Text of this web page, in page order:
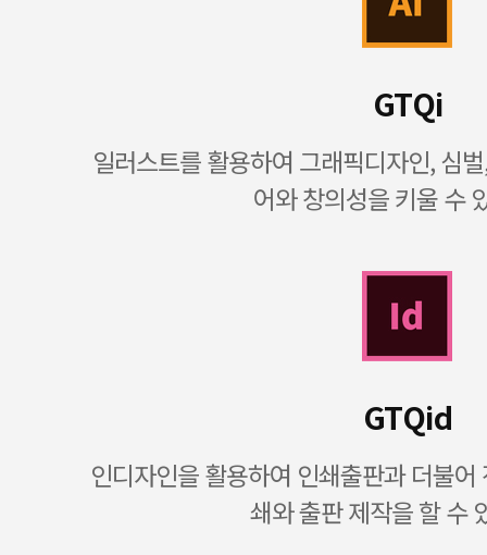
GTQi
일러스트를 활용하여 그래픽디자인, 심
어와 창의성을 키울 수
GTQid
인디자인을 활용하여 인쇄출판과 더불
쇄와 출판 제작을 할 수